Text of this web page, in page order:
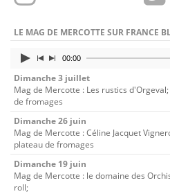
LE MAG DE MERCOTTE SUR FRANCE
00:00
Dimanche 3 juillet
Mag de Mercotte : Les rustics
de fromages
Dimanche 26 juin
Mag de Mercotte : Céline Jacquet
plateau de fromages
Dimanche 19 juin
Mag de Mercotte : le domaine des
roll;